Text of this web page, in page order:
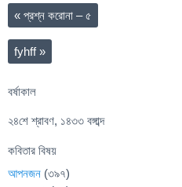
« প্রশ্ন করোনা – ৫
fyhff»
বর্ষাকাল
২৪শে শ্রাবণ, ১৪৩৩ বঙ্গাব্দ
কবিতার বিষয়
আপনজন (৩৯৭)